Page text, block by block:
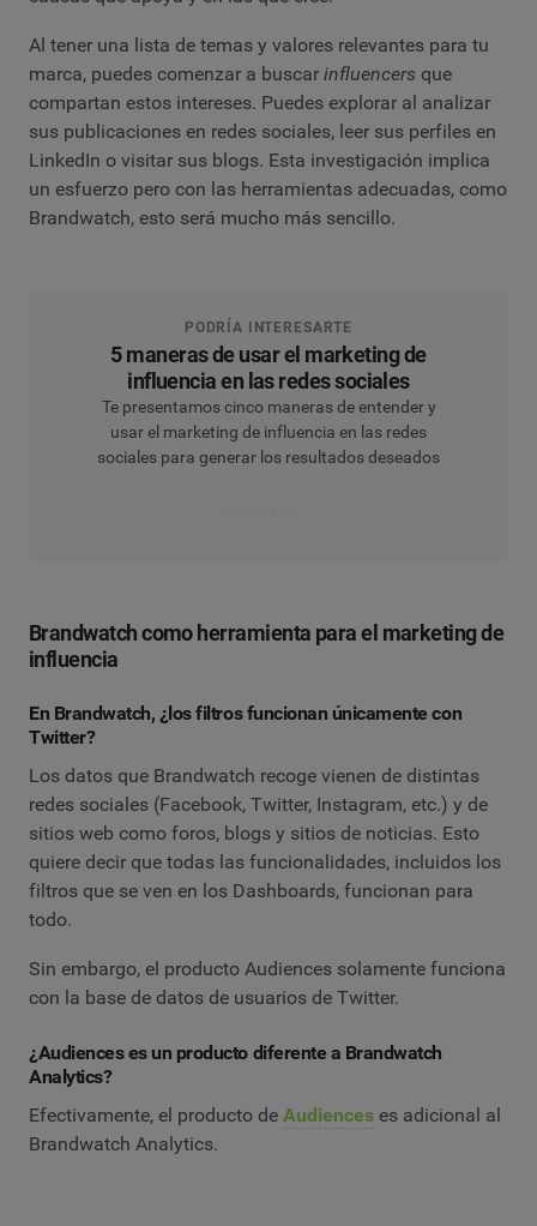
Al tener una lista de temas y valores relevantes para tu
marca, puedes comenzar a buscar influencers que
compartan estos intereses. Puedes explorar al analizar
sus publicaciones en redes sociales, leer sus perfiles en
LinkedIn o visitar sus blogs. Esta investigación implica
un esfuerzo pero con las herramientas adecuadas, como
Brandwatch, esto será mucho más sencillo.
PODRÍA INTERESARTE
5 maneras de usar el marketing de
influencia en las redes sociales
Te presentamos cinco maneras de entender y
usar el marketing de influencia en las redes
sociales para generar los resultados deseados
Brandwatch como herramienta para el marketing de
influencia
En Brandwatch, ¿los filtros funcionan únicamente con
Twitter?
Los datos que Brandwatch recoge vienen de distintas
redes sociales (Facebook, Twitter, Instagram, etc.) y de
sitios web como foros, blogs y sitios de noticias. Esto
quiere decir que todas las funcionalidades, incluidos los
filtros que se ven en los Dashboards, funcionan para
todo.
Sin embargo, el producto Audiences solamente funciona
con la base de datos de usuarios de Twitter.
¿Audiences es un producto diferente a Brandwatch
Analytics?
Efectivamente, el producto de Audiences es adicional al
Brandwatch Analytics.